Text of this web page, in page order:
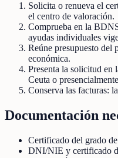
Solicita o renueva el
el centro de valoración.
Comprueba en la
ayudas individuales
Reúne presupuesto del
económica.
Presenta la solicitud en
Ceuta o
Conserva las facturas:
Documentación
Certificado del grado
DNI/NIE y certificado